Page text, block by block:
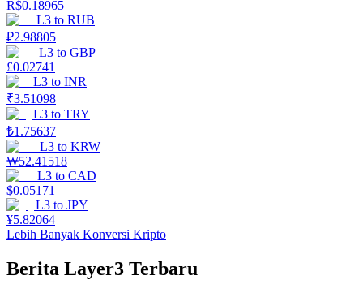
R$0.18965
L3 to RUB
₽2.98805
L3 to GBP
£0.02741
L3 to INR
₹3.51098
L3 to TRY
₺1.75637
L3 to KRW
₩52.41518
L3 to CAD
$0.05171
L3 to JPY
¥5.82064
Lebih Banyak Konversi Kripto
Berita Layer3 Terbaru